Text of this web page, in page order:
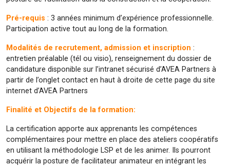
Pré-requis : 3 années minimum d’expérience professionnelle.
Participation active tout au long de la formation.
Modalités de recrutement, admission et inscription :
entretien préalable (tél ou visio), renseignement du dossier de
candidature disponible sur l’intranet sécurisé d’AVEA Partners à
partir de l’onglet contact en haut à droite de cette page du site
internet d’AVEA Partners
Finalité et Objectifs de la formation:
La certification apporte aux apprenants les compétences
complémentaires pour mettre en place des ateliers coopératifs
en utilisant la méthodologie LSP et de les animer. Ils pourront
acquérir la posture de facilitateur animateur en intégrant les